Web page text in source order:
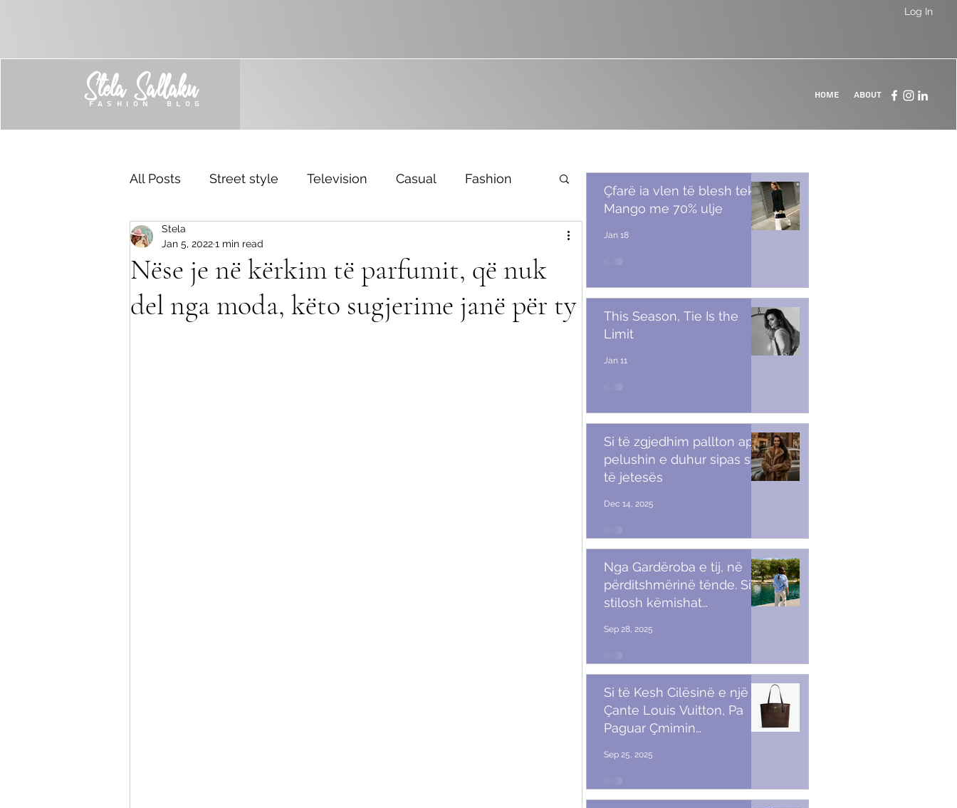
Log In
Stela Sallaku
FASHION BLOG
Home About
All Posts Street style Television Casual Fashion
Trend
Nëse je në kërkim të parfumit, që nuk
del nga moda, këto sugjerime janë për ty
Stela
Jan 5, 20221 min read
Çfarë ia vlen të blesh tek
Mango me 70% ulje
Jan 18
This Season, Tie Is the
Limit
Jan 11
Si të zgjedhim pallton apo
pelushin e duhur sipas stilit
të jetesës
Dec 14, 2025
Nga Gardëroba e tij, në
përditshmërinë tënde. Si t’i
stilosh këmishat
Sep 28, 2025
Si të Kesh Cilësinë e një
Çante Louis Vuitton, Pa
Paguar Çmimin
Sep 25, 2025